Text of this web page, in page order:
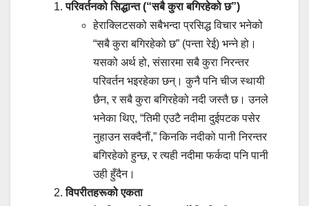
परिवर्तनको सिद्धान्त (“सबै कुरा बगिरहेको छ”)
हेराक्लिटसको सबैभन्दा प्रसिद्ध विचार भनेको
“सबै कुरा बगिरहेको छ” (पन्ता रेई) भन्ने हो।
यसको अर्थ हो, संसारमा सबै कुरा निरन्तर
परिवर्तन भइरहेका छन्। कुनै पनि चीज स्थायी
छैन, र सबै कुरा बगिरहेको नदी जस्तै छ। उनले
भनेका थिए, “तिमी एउटै नदीमा दुईपटक पसेर
नुहाउन सक्दैनौं,” किनकि नदीको पानी निरन्तर
बगिरहेको हुन्छ, र त्यही नदीमा फर्कदा पनि पानी
उही हुँदैन।
विपरीतहरूको एकता